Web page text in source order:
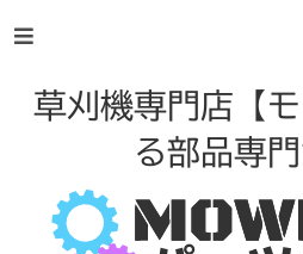
草刈機専門店【
る部品専